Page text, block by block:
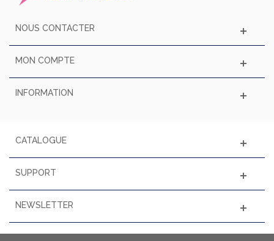
NOUS CONTACTER
MON COMPTE
INFORMATION
CATALOGUE
SUPPORT
NEWSLETTER